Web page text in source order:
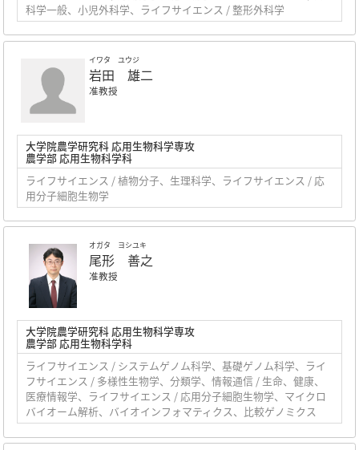
科学一般、小児外科学、ライフサイエンス / 整形外科学
イワタ ユウジ
岩田 雄二
准教授
大学院農学研究科 応用生物科学専攻
農学部 応用生物科学科
ライフサイエンス / 植物分子、生理科学、ライフサイエンス / 応
用分子細胞生物学
オガタ ヨシユキ
尾形 善之
准教授
大学院農学研究科 応用生物科学専攻
農学部 応用生物科学科
ライフサイエンス / システムゲノム科学、基礎ゲノム科学、ライ
フサイエンス / 多様性生物学、分類学、情報通信 / 生命、健康、
医療情報学、ライフサイエンス / 応用分子細胞生物学、マイクロ
バイオーム解析、バイオインフォマティクス、比較ゲノミクス